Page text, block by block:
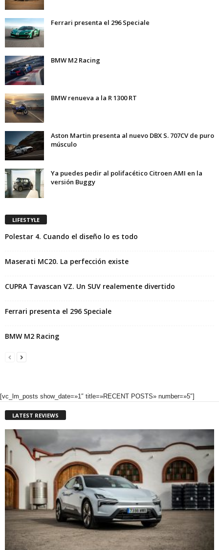
Ferrari presenta el 296 Speciale
BMW M2 Racing
BMW renueva a la R 1300 RT
Aston Martin presenta al nuevo DBX S. 707CV de puro
músculo
Ya puedes pedir al polifacético Citroen AMI en la
versión Buggy
LIFESTYLE
Polestar 4. Cuando el diseño lo es todo
Maserati MC20. La perfección existe
CUPRA Tavascan VZ. Un SUV realemente divertido
Ferrari presenta el 296 Speciale
BMW M2 Racing
[vc_lm_posts show_date=»1″ title=»RECENT POSTS» number=»5″]
LATEST REVIEWS